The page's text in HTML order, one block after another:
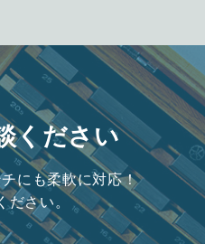
ください
にも柔軟に対応！
ださい。